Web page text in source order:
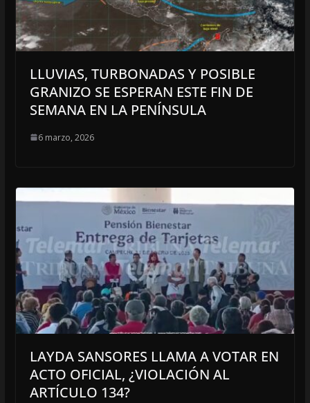
LLUVIAS, TURBONADAS Y POSIBLE
GRANIZO SE ESPERAN ESTE FIN DE
SEMANA EN LA PENÍNSULA
6 marzo, 2026
LAYDA SANSORES LLAMA A VOTAR EN
ACTO OFICIAL, ¿VIOLACIÓN AL
ARTÍCULO 134?